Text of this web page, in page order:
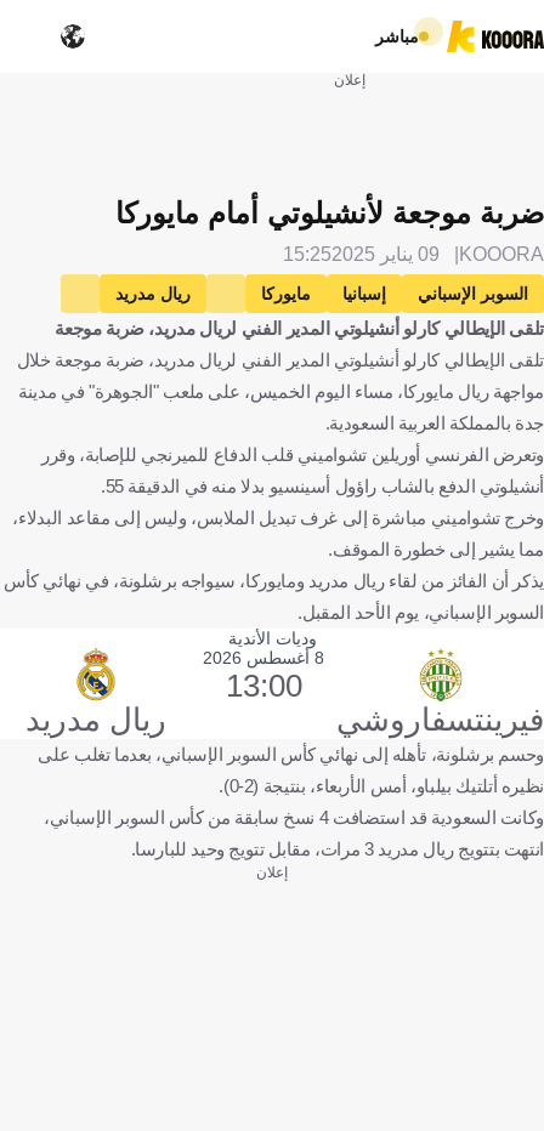
مباشر
إعلان
ضربة موجعة لأنشيلوتي أمام مايوركا
KOOORA 09 يناير 2025 15:25
السوبر الإسباني إسبانيا مايوركا
ريال مدريد
كارلو أنشيلوتي
إيطاليا أوريلين تشواميني
فرنسا
المملكة العربية السعودية
كرة قدم
تلقى الإيطالي كارلو أنشيلوتي المدير الفني لريال مدريد، ضربة موجعة
تلقى الإيطالي كارلو أنشيلوتي المدير الفني لريال مدريد، ضربة موجعة خلال
مواجهة ريال مايوركا، مساء اليوم الخميس، على ملعب "الجوهرة" في مدينة
جدة بالمملكة العربية السعودية.
وتعرض الفرنسي أوريلين تشواميني قلب الدفاع للميرنجي للإصابة، وقرر
أنشيلوتي الدفع بالشاب راؤول أسينسيو بدلا منه في الدقيقة 55.
وخرج تشواميني مباشرة إلى غرف تبديل الملابس، وليس إلى مقاعد البدلاء،
مما يشير إلى خطورة الموقف.
يذكر أن الفائز من لقاء ريال مدريد ومايوركا، سيواجه برشلونة، في نهائي كأس
السوبر الإسباني، يوم الأحد المقبل.
وديات الأندية
فيرينتسفاروشي
8 أغسطس 2026
13:00
ريال مدريد
وحسم برشلونة، تأهله إلى نهائي كأس السوبر الإسباني، بعدما تغلب على
نظيره أتلتيك بيلباو، أمس الأربعاء، بنتيجة (2-0).
وكانت السعودية قد استضافت 4 نسخ سابقة من كأس السوبر الإسباني،
انتهت بتتويج ريال مدريد 3 مرات، مقابل تتويج وحيد للبارسا.
إعلان